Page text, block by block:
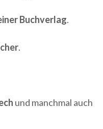
Buchverlag.
.
und manchmal auch